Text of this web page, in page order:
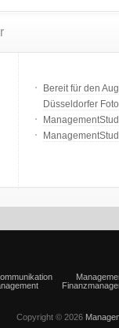
Bereit für den
Düsseldorfer
Copyright © 2026